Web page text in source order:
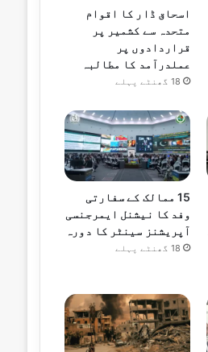
اسحاق ڈار کا اقوام
متحدہ سے کشمیر پر
قراردادوں پر
عملدرآمد کا مطالبہ
18 گھنٹے پہلے
15 ممالک کے سفارتی
وفد کا نیشنل ایمرجنسی
آپریشنز سینٹر کا دورہ
18 گھنٹے پہلے